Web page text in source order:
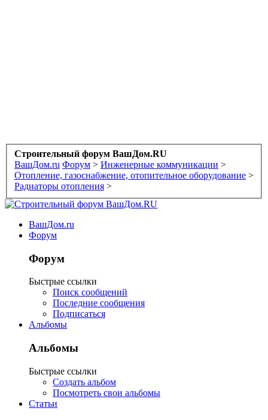
Строительный форум ВашДом.RU
ВашДом.ru Форум > Инженерные коммуникации >
Отопление, газоснабжение, отопительное оборудование >
Радиаторы отопления >
ВашДом.ru
Форум
Форум
Быстрые ссылки
Поиск сообщений
Последние сообщения
Подписаться
Альбомы
Альбомы
Быстрые ссылки
Создать альбом
Посмотреть свои альбомы
Статьи